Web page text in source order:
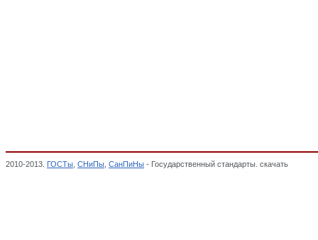
2010-2013. ГОСТы СНиПы СанПиНы - Государственный стандарты. скачать